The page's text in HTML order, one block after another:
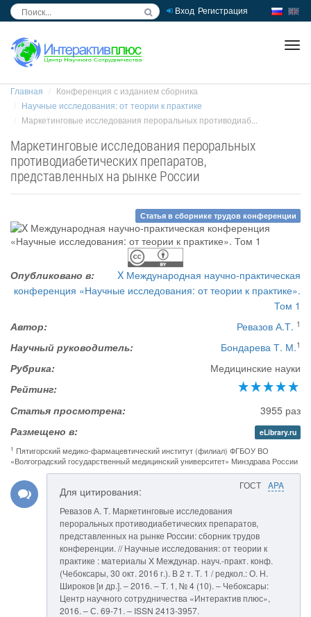
Вход Регистрация
Главная
Конференция с изданием сборника
Научные исследования: от теории к практике
Маркетинговые исследования пероральных противодиаб...
Маркетинговые исследования пероральных
противодиабетических препаратов,
представленных на рынке России
Статья в сборнике трудов конференции
Опубликовано в:
X Международная научно-практическая
конференция «Научные исследования: от теории к практике».
Том 1
Автор:
Ревазов А.Т. 1
Научный руководитель: Бондарева Т. М.1
Рубрика:
Медицинские науки
Рейтинг:
Статья просмотрена:
3955 раз
Размещено в:
eLibrary.ru
1 Пятигорский медико-фармацевтический институт (филиал) ФГБОУ ВО
«Волгоградский государственный медицинский университет» Минздрава России
ГОСТ APA
Для цитирования:
Ревазов А. Т. Маркетинговые исследования
пероральных противодиабетических препаратов,
представленных на рынке России: сборник трудов
конференции. // Научные исследования: от теории к
практике : материалы X Междунар. науч.-практ. конф.
(Чебоксары, 30 окт. 2016 г.). В 2 т. Т. 1 / редкол.: О. Н.
Широков [и др.]. – 2016. – Т. 1, № 4 (10). – Чебоксары:
Центр научного сотрудничества «Интерактив плюс»,
2016. – С. 69-71. – ISSN 2413-3957.